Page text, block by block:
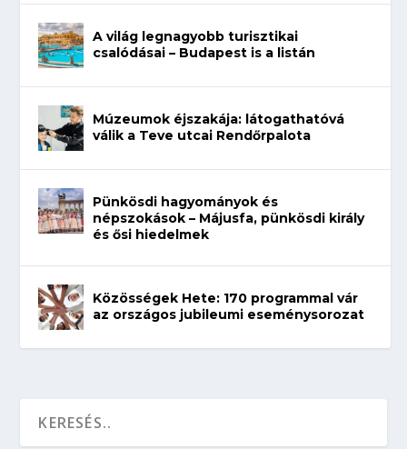
A világ legnagyobb turisztikai
csalódásai – Budapest is a listán
Múzeumok éjszakája: látogathatóvá
válik a Teve utcai Rendőrpalota
Pünkösdi hagyományok és
népszokások – Májusfa, pünkösdi király
és ősi hiedelmek
Közösségek Hete: 170 programmal vár
az országos jubileumi eseménysorozat